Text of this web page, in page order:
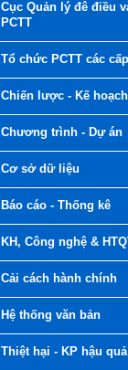
Cục Quản lý đê điều
PCTT
Tổ chức PCTT các cấp
Chiến lược - Kế hoạch
Chương trình - Dự án
Cơ sở dữ liệu
Báo cáo - Thống kê
KH, Công nghệ &
Cải cách hành chính
Hệ thống văn bản
Thiệt hại - KP hậu quả